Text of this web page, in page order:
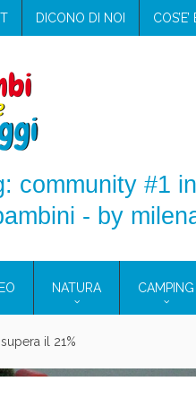
DICONO DI NOI
community #1
- by
NATURA CAMPING
la mia valigia (e la pelle